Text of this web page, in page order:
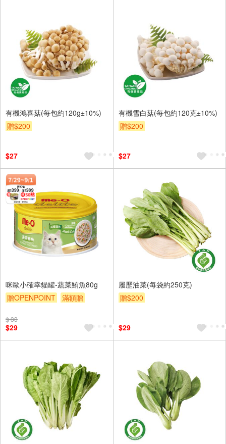
有機鴻喜菇(每包約120g±10%)
贈$200
$27
有機雪白菇(每包約120克±10%)
贈$200
$27
咪歐小確幸貓罐-蔬菜鮪魚80g
贈OPENPOINT
滿額贈
$ 33
$29
履歷油菜(每袋約250克)
贈$200
$29